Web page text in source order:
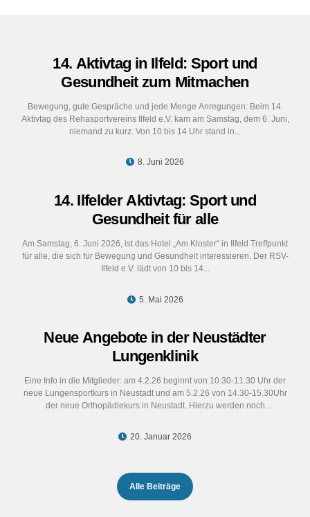
8. Juni 2026
14. Aktivtag in Ilfeld: Sport und
Gesundheit zum Mitmachen
Bewegung, gute Gespräche und jede Menge Anregungen: Beim 14.
Aktivtag des Rehasportvereins Ilfeld e.V. kam am Samstag, dem 6. Juni,
niemand zu kurz. Von 10 bis 14 Uhr stand in...
5. Mai 2026
14. Ilfelder Aktivtag: Sport und
Gesundheit für alle
Am Samstag, 6. Juni 2026, ist das Hotel „Am Kloster“ in Ilfeld Treffpunkt
für alle, die sich für Bewegung und Gesundheit interessieren. Der RSV-
Ilfeld e.V. lädt von 10 bis 14...
20. Januar 2026
Neue Angebote in der Neustädter
Lungenklinik
Eine Info in die Mitglieder: am 4.2.26 beginnt von 10.30-11.30 Uhr der
neue Lungensportkurs in Neustadt und am 5.2.26 von 14.30-15.30Uhr
der neue Orthopädiekurs in Neustadt. Hierzu werden noch
Alle Beiträge